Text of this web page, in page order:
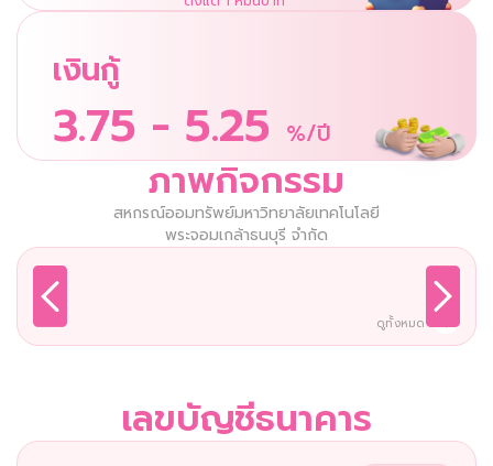
เงินกู้
3.75 - 5.25 %/ปี
ภาพกิจกรรม
สหกรณ์ออมทรัพย์มหาวิทยาลัยเทคโนโลยี
พระจอมเกล้าธนบุรี จำกัด
ดูทั้งหมด
เลขบัญชีธนาคาร